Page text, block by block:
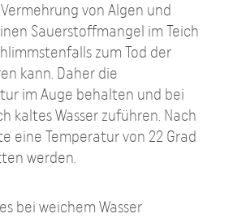
von Algen und
Sauerstoffmangel im Teich
zum Tod der
kann. Daher die
im Auge behalten und bei
kaltes Wasser zuführen. Nach
eine Temperatur von 22 Grad
werden.
bei weichem Wasser